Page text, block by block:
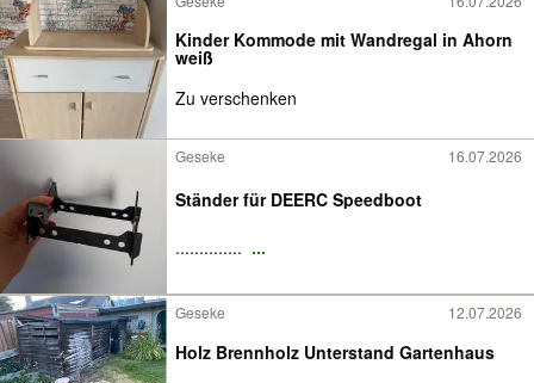
Kinder Kommode mit Wandregal in Ahorn
weiß
Zu verschenken
Geseke 16.07.2026
Ständer für DEERC Speedboot
.............. ...
Geseke 12.07.2026
Holz Brennholz Unterstand Gartenhaus